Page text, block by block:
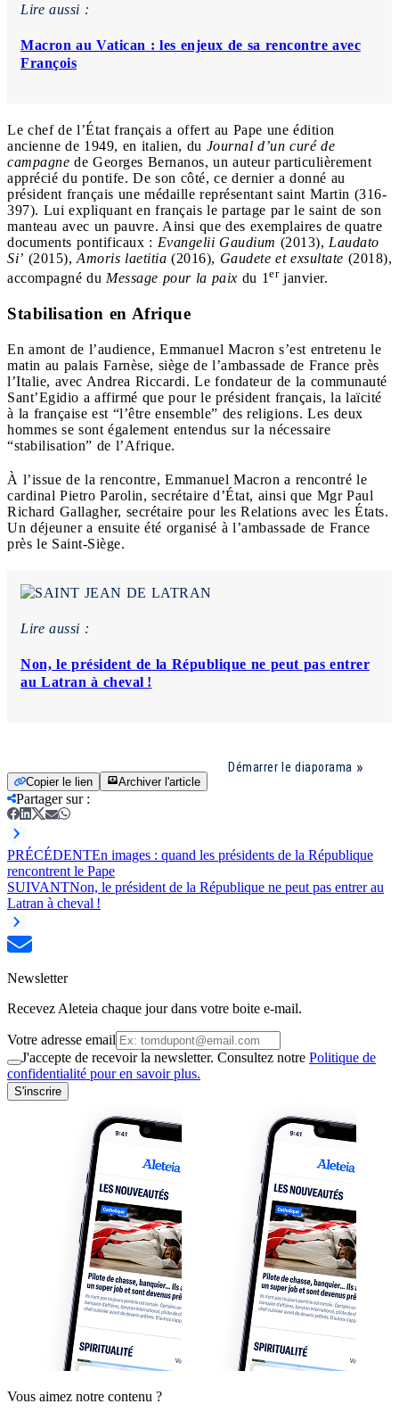
Lire aussi :
Macron au Vatican : les enjeux de sa rencontre avec
François
Le chef de l’État français a offert au Pape une édition
ancienne de 1949, en italien, du Journal d’un curé de
campagne de Georges Bernanos, un auteur particulièrement
apprécié du pontife. De son côté, ce dernier a donné au
président français une médaille représentant saint Martin (316-
397). Lui expliquant en français le partage par le saint de son
manteau avec un pauvre. Ainsi que des exemplaires de quatre
documents pontificaux : Evangelii Gaudium (2013), Laudato
Si’ (2015), Amoris laetitia (2016), Gaudete et exsultate (2018),
accompagné du Message pour la paix du 1 erjanvier.
Stabilisation en Afrique
En amont de l’audience, Emmanuel Macron s’est entretenu le
matin au palais Farnèse, siège de l’ambassade de France près
l’Italie, avec Andrea Riccardi. Le fondateur de la communauté
Sant’Egidio a affirmé que pour le président français, la laïcité
à la française est “l’être ensemble” des religions. Les deux
hommes se sont également entendus sur la nécessaire
“stabilisation” de l’Afrique.
À l’issue de la rencontre, Emmanuel Macron a rencontré le
cardinal Pietro Parolin, secrétaire d’État, ainsi que Mgr Paul
Richard Gallagher, secrétaire pour les Relations avec les États.
Un déjeuner a ensuite été organisé à l’ambassade de France
près le Saint-Siège.
Lire aussi :
Non, le président de la République ne peut pas entrer
au Latran à cheval !
Démarrer le diaporama
Copier le lien Archiver l'article
Partager sur:
PRÉCÉDENTEn images : quand les présidents de la République
rencontrent le Pape
SUIVANTNon, le président de la République ne peut pas entrer au
Latran à cheval !
Newsletter
Recevez Aleteia chaque jour dans votre boite e-mail.
Votre adresse email
J'accepte de recevoir la newsletter. Consultez notre Politique de
confidentialité pour en savoir plus.
S'inscrire
Vous aimez notre contenu ?